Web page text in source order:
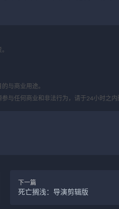
与商业用途。
与任何商业和非法行为，请于24小时之内
下一篇
死亡搁浅：导演剪辑版